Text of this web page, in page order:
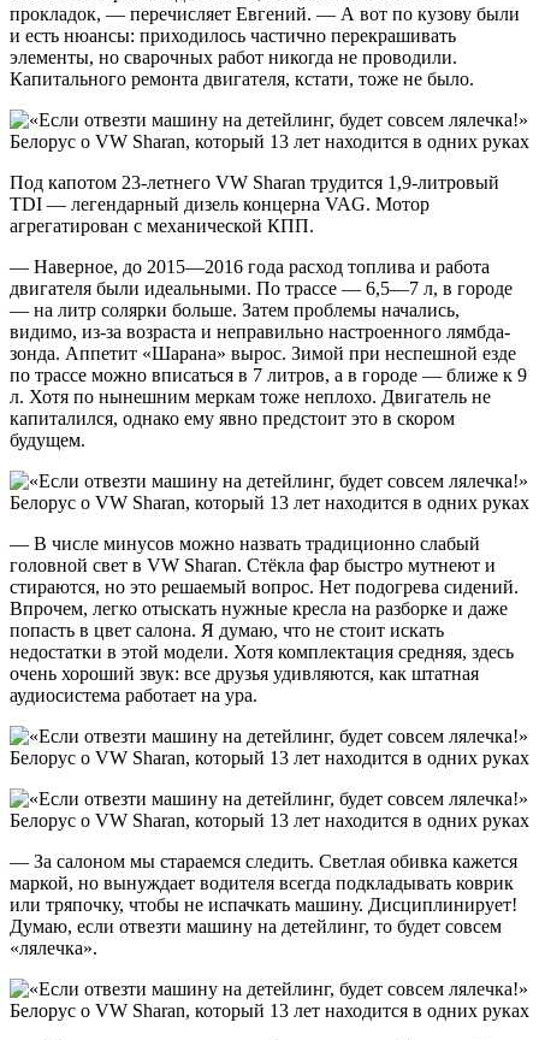
прокладок, — перечисляет Евгений. — А вот по кузову были
и есть нюансы: приходилось частично перекрашивать
элементы, но сварочных работ никогда не проводили.
Капитального ремонта двигателя, кстати, тоже не было.
Под капотом 23-летнего VW Sharan трудится 1,9-литровый
TDI — легендарный дизель концерна VAG. Мотор
агрегатирован с механической КПП.
— Наверное, до 2015—2016 года расход топлива и работа
двигателя были идеальными. По трассе — 6,5—7 л, в городе
— на литр солярки больше. Затем проблемы начались,
видимо, из-за возраста и неправильно настроенного лямбда-
зонда. Аппетит «Шарана» вырос. Зимой при неспешной езде
по трассе можно вписаться в 7 литров, а в городе — ближе к 9
л. Хотя по нынешним меркам тоже неплохо. Двигатель не
капиталился, однако ему явно предстоит это в скором
будущем.
— В числе минусов можно назвать традиционно слабый
головной свет в VW Sharan. Стёкла фар быстро мутнеют и
стираются, но это решаемый вопрос. Нет подогрева сидений.
Впрочем, легко отыскать нужные кресла на разборке и даже
попасть в цвет салона. Я думаю, что не стоит искать
недостатки в этой модели. Хотя комплектация средняя, здесь
очень хороший звук: все друзья удивляются, как штатная
аудиосистема работает на ура.
— За салоном мы стараемся следить. Светлая обивка кажется
маркой, но вынуждает водителя всегда подкладывать коврик
или тряпочку, чтобы не испачкать машину. Дисциплинирует!
Думаю, если отвезти машину на детейлинг, то будет совсем
«лялечка».